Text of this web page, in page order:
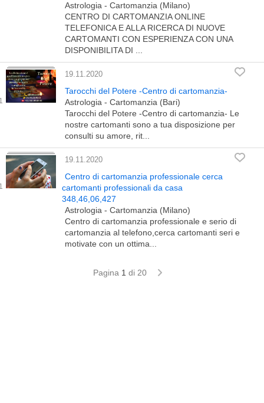
Astrologia - Cartomanzia (Milano)
CENTRO DI CARTOMANZIA ONLINE
TELEFONICA E ALLA RICERCA DI NUOVE
CARTOMANTI CON ESPERIENZA CON UNA
DISPONIBILITA DI ...
19.11.2020
Tarocchi del Potere -Centro di cartomanzia-
Astrologia - Cartomanzia (Bari)
Tarocchi del Potere -Centro di cartomanzia- Le
nostre cartomanti sono a tua disposizione per
consulti su amore, rit...
19.11.2020
Centro di cartomanzia professionale cerca
cartomanti professionali da casa
348,46,06,427
Astrologia - Cartomanzia (Milano)
Centro di cartomanzia professionale e serio di
cartomanzia al telefono,cerca cartomanti seri e
motivate con un ottima...
Pagina 1 di 20